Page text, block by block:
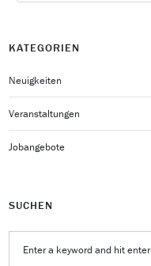
KATEGORIEN
Neuigkeiten
Veranstaltungen
Jobangebote
SUCHEN